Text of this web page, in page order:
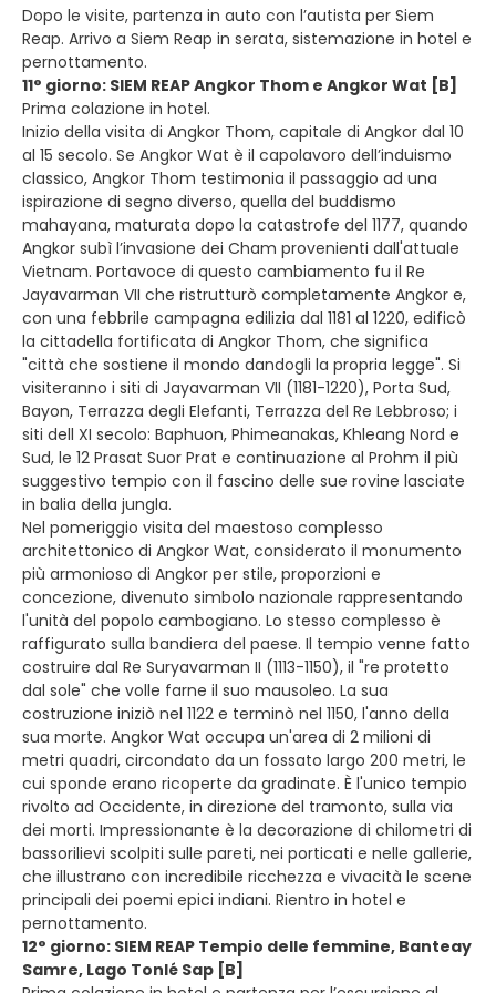
Dopo le visite, partenza in auto con l’autista per Siem
Reap. Arrivo a Siem Reap in serata, sistemazione in hotel e
pernottamento.
11° giorno: SIEM REAP Angkor Thom e Angkor Wat [B]
Prima colazione in hotel.
Inizio della visita di Angkor Thom, capitale di Angkor dal 10
al 15 secolo. Se Angkor Wat è il capolavoro dell’induismo
classico, Angkor Thom testimonia il passaggio ad una
ispirazione di segno diverso, quella del buddismo
mahayana, maturata dopo la catastrofe del 1177, quando
Angkor subì l’invasione dei Cham provenienti dall'attuale
Vietnam. Portavoce di questo cambiamento fu il Re
Jayavarman VII che ristrutturò completamente Angkor e,
con una febbrile campagna edilizia dal 1181 al 1220, edificò
la cittadella fortificata di Angkor Thom, che significa
"città che sostiene il mondo dandogli la propria legge". Si
visiteranno i siti di Jayavarman VII (1181-1220), Porta Sud,
Bayon, Terrazza degli Elefanti, Terrazza del Re Lebbroso; i
siti dell XI secolo: Baphuon, Phimeanakas, Khleang Nord e
Sud, le 12 Prasat Suor Prat e continuazione al Prohm il più
suggestivo tempio con il fascino delle sue rovine lasciate
in balia della jungla.
Nel pomeriggio visita del maestoso complesso
architettonico di Angkor Wat, considerato il monumento
più armonioso di Angkor per stile, proporzioni e
concezione, divenuto simbolo nazionale rappresentando
l'unità del popolo cambogiano. Lo stesso complesso è
raffigurato sulla bandiera del paese. Il tempio venne fatto
costruire dal Re Suryavarman II (1113-1150), il "re protetto
dal sole" che volle farne il suo mausoleo. La sua
costruzione iniziò nel 1122 e terminò nel 1150, l'anno della
sua morte. Angkor Wat occupa un'area di 2 milioni di
metri quadri, circondato da un fossato largo 200 metri, le
cui sponde erano ricoperte da gradinate. È l'unico tempio
rivolto ad Occidente, in direzione del tramonto, sulla via
dei morti. Impressionante è la decorazione di chilometri di
bassorilievi scolpiti sulle pareti, nei porticati e nelle gallerie,
che illustrano con incredibile ricchezza e vivacità le scene
principali dei poemi epici indiani. Rientro in hotel e
pernottamento.
12° giorno: SIEM REAP Tempio delle femmine, Banteay
Samre, Lago Tonlé Sap [B]